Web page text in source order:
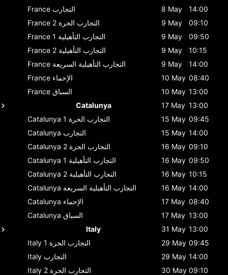
France التجارب 8 May
14:00
France
التجارب الحرة 2 9 May
09:10
France
التجارب التأهيلية 1 9 May
09:50
France
التجارب التأهيلية 2 9 May
10:15
France التجارب التأهيلية السريعة 9 May
14:00
France الإحماء 10 May 08:40
France السباق 10 May 13:00
Catalunya
17 May 13:00
Catalunya
التجارب الحرة 1 15 May 09:45
Catalunya التجارب 15 May 14:00
Catalunya
التجارب الحرة 2 16 May 09:10
Catalunya
التجارب التأهيلية 1 16 May 09:50
Catalunya
التجارب التأهيلية 2 16 May 10:15
Catalunya التجارب التأهيلية السريعة 16 May 14:00
Catalunya الإحماء 17 May 08:40
Catalunya السباق 17 May 13:00
Italy
31 May 13:00
Italy
التجارب الحرة 1 29 May 09:45
Italy التجارب 29 May 14:00
Italy
التجارب الحرة 2 30 May 09:10